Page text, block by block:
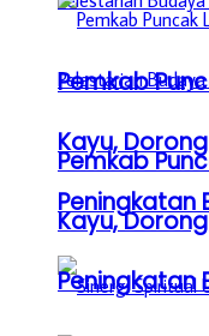
Pemkab
Kayu,
Peningkatan
Pemkab
Kayu,
Peningkatan